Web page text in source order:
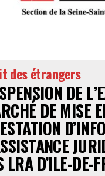
des étrangers
DE
DE MISE
LRA D’ILE-DE-